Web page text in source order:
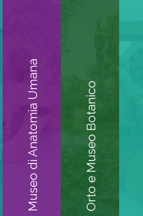
Museo di Anatomia Umana Orto e Museo Botanico